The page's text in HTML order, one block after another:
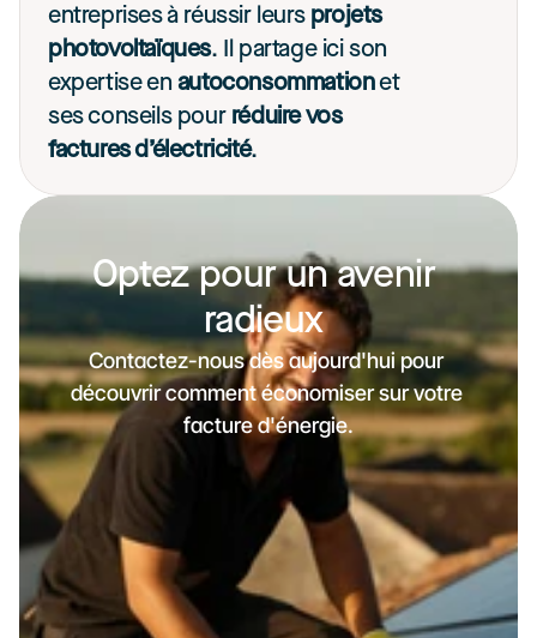
entreprises à réussir leurs projets
photovoltaïques. Il partage ici son
expertise en autoconsommation et
ses conseils pour réduire vos
factures d’électricité.
Optez pour un avenir
radieux
Contactez-nous dès aujourd'hui pour
découvrir comment économiser sur votre
facture d'énergie.